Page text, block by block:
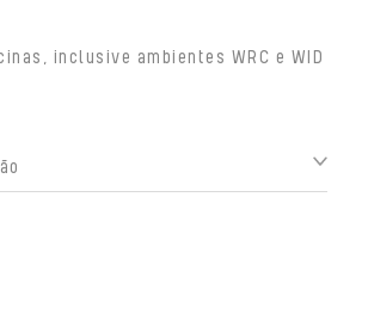
inclusive ambientes WRC e WID